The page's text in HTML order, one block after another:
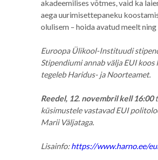
akadeemilises võtmes, vaid ka
aega uurimisettepaneku
olulisem – hoida avatud meelt
Euroopa Ülikool-Instituudi
Stipendiumi annab välja EUI
tegeleb Haridus- ja Noorteamet.
Reedel, 12. novembril kell 16:00
küsimustele vastavad EUI
Marii Väljataga.
Lisainfo:https://www.harno.ee/